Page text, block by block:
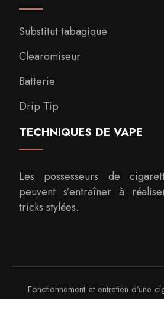
Substitut tabagique
Clearomiseur
Batterie
Drip Tip
TECHNIQUES DE VAPE
Les possesseurs de
peuvent s’entraîner à
tricks stylées.
Fonctionnement et entretien d’une